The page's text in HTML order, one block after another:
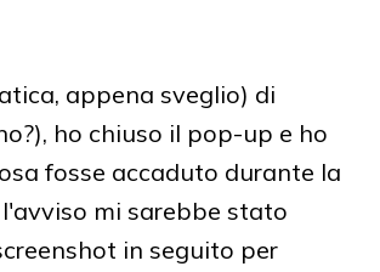
appena sveglio) di
ho chiuso il pop-up e ho
fosse accaduto durante la
mi sarebbe stato
in seguito per